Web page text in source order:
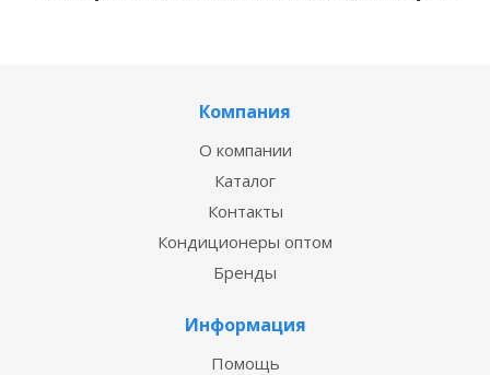
Компания
О компании
Каталог
Контакты
Кондиционеры оптом
Бренды
Информация
Помощь